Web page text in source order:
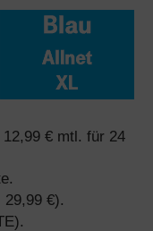
€ mtl. für 24
€).